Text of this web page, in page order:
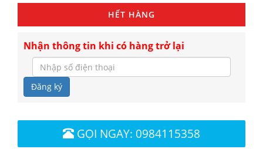
HẾT HÀNG
Nhận thông tin khi có hàng trở lại
Đăng ký
GỌI NGAY: 0984115358